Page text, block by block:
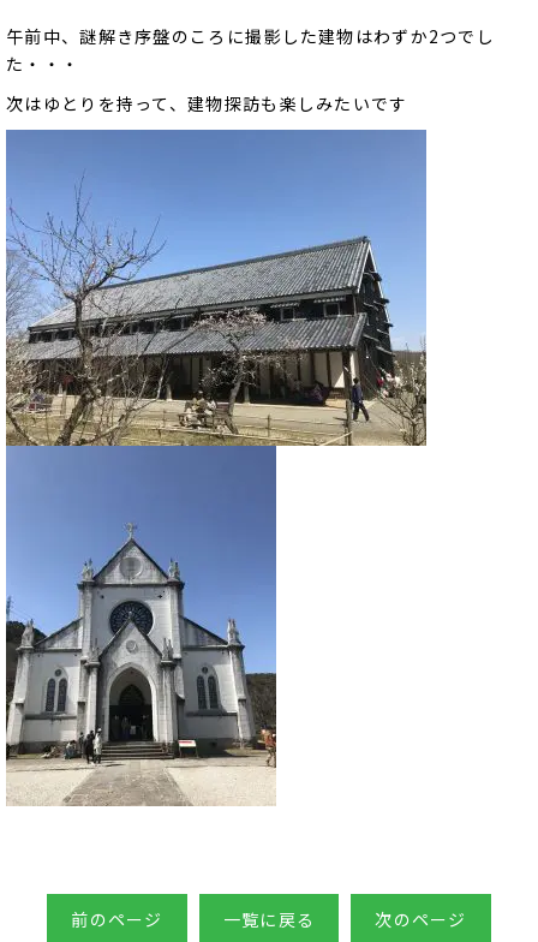
午前中、謎解き序盤のころに撮影した建物はわずか2つでし
た・・・
次はゆとりを持って、建物探訪も楽しみたいです
前のページ 一覧に戻る 次のページ